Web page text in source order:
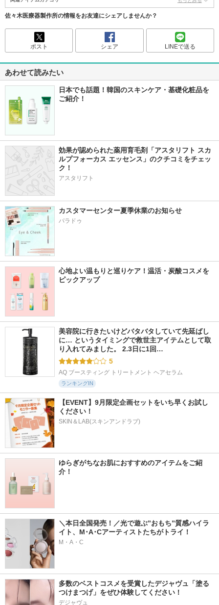
佐々木医療器製作所の情報をお友達にシェアしませんか？
ポスト シェア LINEで送る
あわせて読みたい
日本でも話題！韓国のスキンケア・基礎化粧品を
ご紹介！
効果が認められた薬用育毛剤「アスタリフト スカ
ルプフォーカス エッセンス」のクチコミをチェッ
ク！
アスタリフト
カスタマーセンター夏季休業のお知らせ
パラドゥ
心地よい温もりと巡りケア！温活・炭酸コスメを
ピックアップ
美容院に行きたいけどバタバタしていて先延ばし
に… というタイミングで救世主アイテムとして取
り入れてみました。 2.3日に1回…
5
AQ ブースティング トリートメント ヘアセラム
ランキングIN
【EVENT】9月限定企画セットをいち早くお試し
ください！
SKIN＆LAB(スキンアンドラブ)
ゆらぎがちなお肌におすすめのアイテムをご紹
介！
＼本日全国発売！／光で遊ぶ”おもち”質感ハイラ
イト、M･A･Cアーティストたちがトライ！
M・A・C
多数のベストコスメを受賞したデジャヴュ「塗る
つけまつげ」をぜひ体験してください！
デジャヴュ